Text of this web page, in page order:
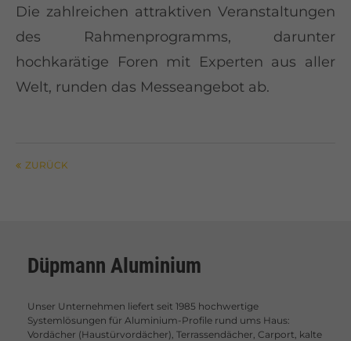
Die zahlreichen attraktiven Veranstaltungen
des Rahmenprogramms, darunter
hochkarätige Foren mit Experten aus aller
Welt, runden das Messeangebot ab.
ZURÜCK
Düpmann Aluminium
Unser Unternehmen liefert seit 1985 hochwertige
Systemlösungen für Aluminium-Profile rund ums Haus:
Vordächer (Haustürvordächer), Terrassendächer, Carport, kalte